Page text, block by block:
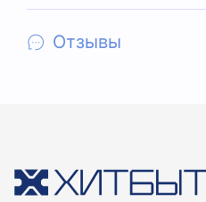
Отзывы